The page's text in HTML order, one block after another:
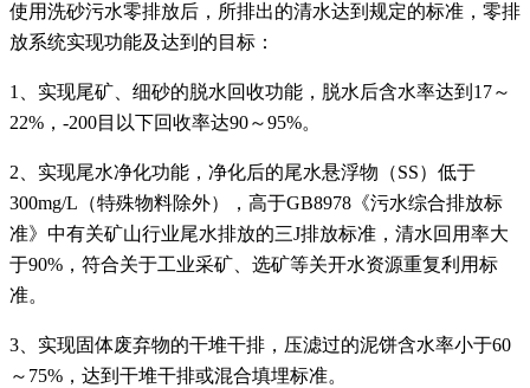
使用洗砂污水零排放后，所排出的清水达到规定的标准，零排
放系统实现功能及达到的目标：
1、实现尾矿、细砂的脱水回收功能，脱水后含水率达到17～
22%，-200目以下回收率达90～95%。
2、实现尾水净化功能，净化后的尾水悬浮物（SS）低于
300mg/L（特殊物料除外），高于GB8978《污水综合排放标
准》中有关矿山行业尾水排放的三J排放标准，清水回用率大
于90%，符合关于工业采矿、选矿等关开水资源重复利用标
准。
3、实现固体废弃物的干堆干排，压滤过的泥饼含水率小于60
～75%，达到干堆干排或混合填埋标准。